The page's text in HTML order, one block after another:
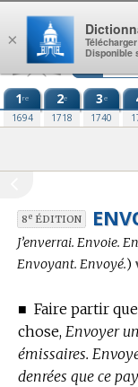
Aller au contenu
1re
1694
2e
1718
3e
1740
8eÉDITION
J’enverrai. Envoie.
Envoyant. Envoyé.)
■ Faire partir
chose, Envoyer
émissaires.
denrées que ce
×
Disponible